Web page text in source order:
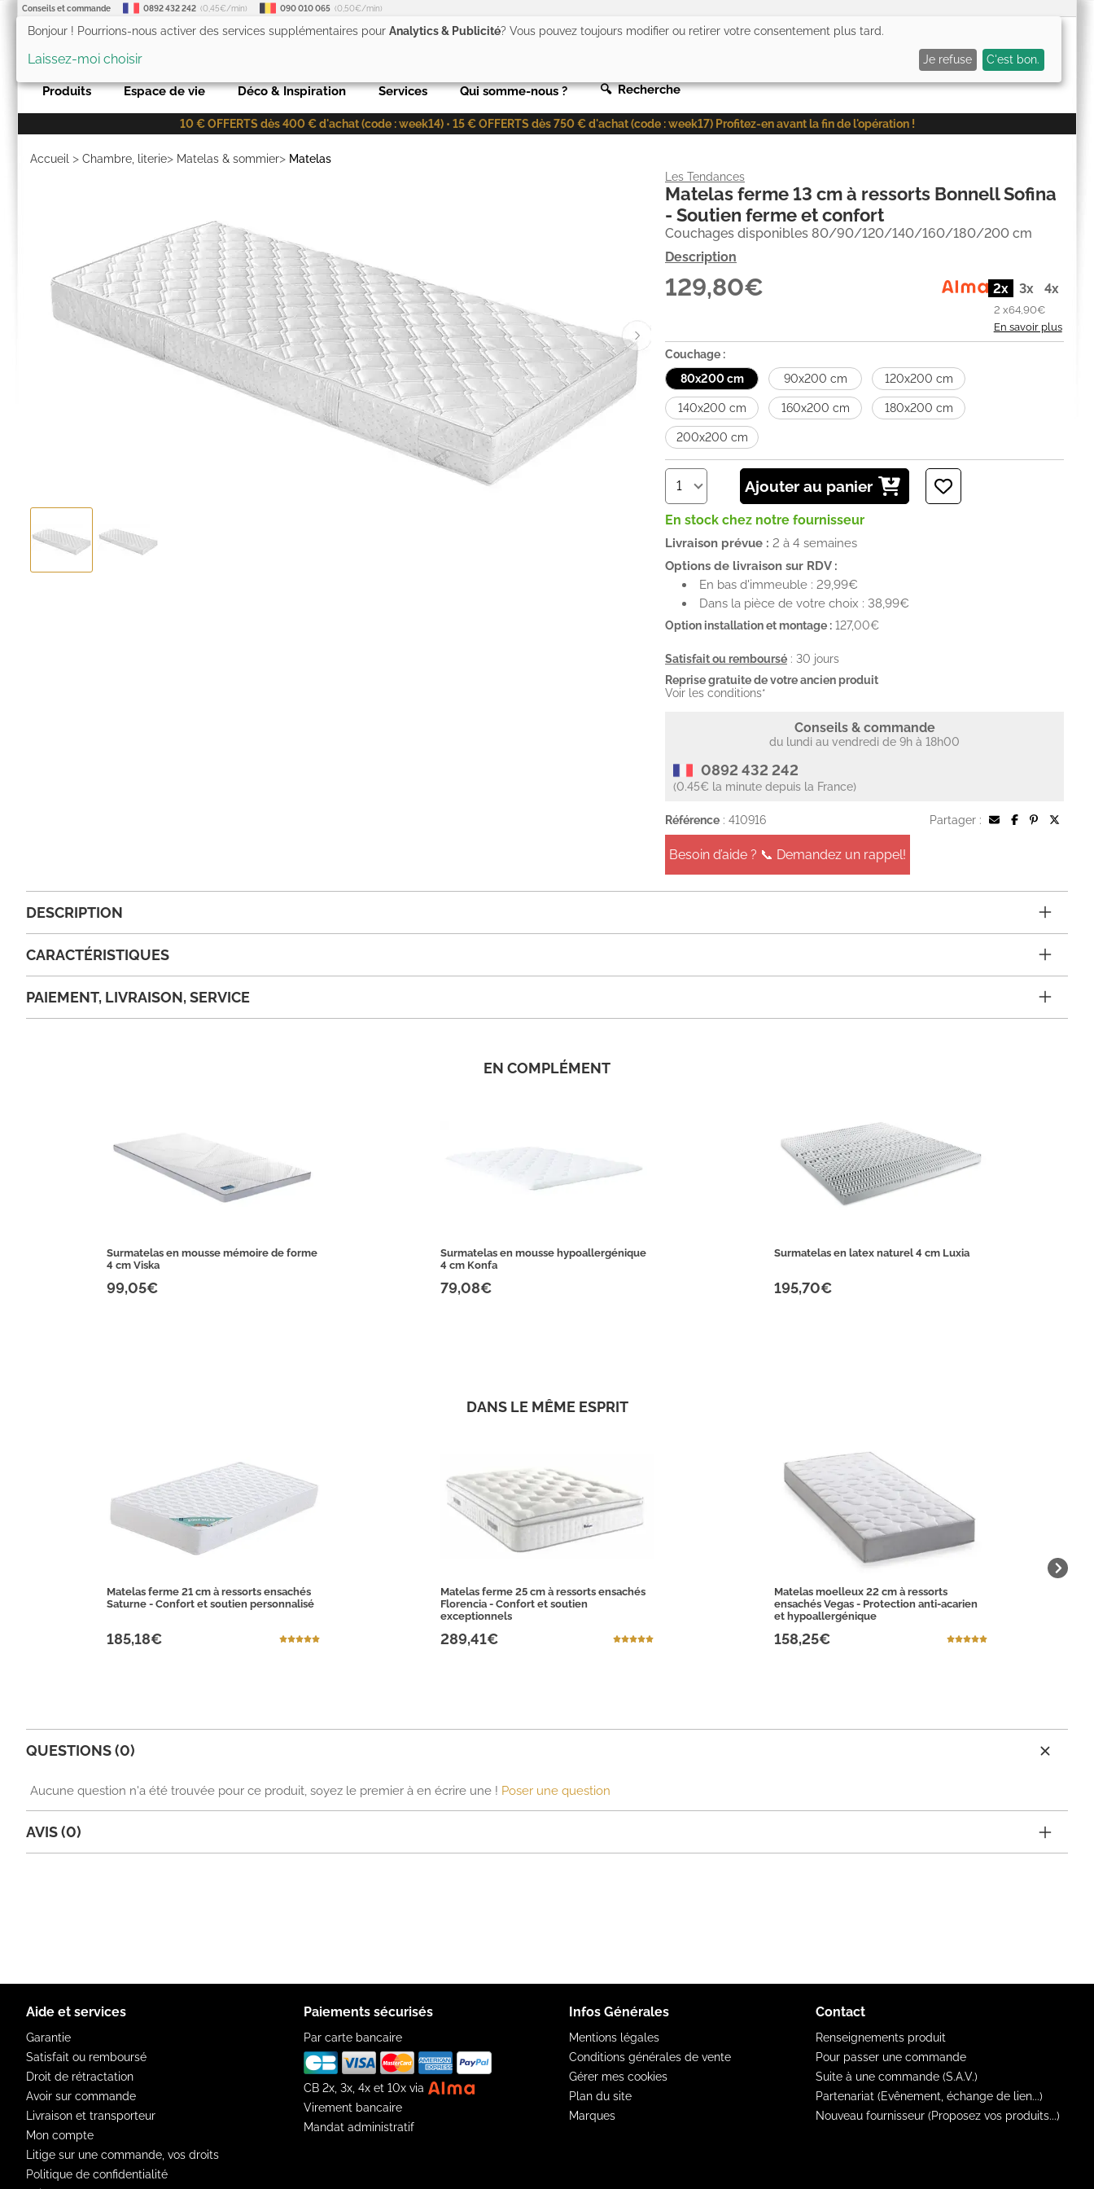
Conseils et commande 0892 432 242 (0,45€/min) 090 010 065 (0,50€/min)
0) Mon panier (0
Produits Espace de vie Déco & Inspiration Services Qui somme-nous ? 🔍 Recherche
10 € OFFERTS dès 400 € d'achat (code : week14) • 15 € OFFERTS dès 750 € d'achat (code : week17) Profitez-en avant la fin de l'opération !
Accueil > Chambre, literie> Matelas & sommier> Matelas
Les Tendances
Matelas ferme 13 cm à ressorts Bonnell Sofina
- Soutien ferme et confort
Couchages disponibles 80/90/120/140/160/180/200 cm
Description
129,80€ 2x 3x 4x
2 x64,90€
En savoir plus
Couchage :
80x200 cm
90x200 cm 120x200 cm
140x200 cm 160x200 cm 180x200 cm
200x200 cm
Ajouter au panier
En stock chez notre fournisseur
Livraison prévue : 2 à 4 semaines
Options de livraison sur RDV :
En bas d'immeuble : 29,99€
Dans la pièce de votre choix : 38,99€
Option installation et montage : 127,00€
Satisfait ou remboursé : 30 jours
Reprise gratuite de votre ancien produit
Voir les conditions*
Conseils & commande
du lundi au vendredi de 9h à 18h00
0892 432 242
(0.45€ la minute depuis la France)
Référence : 410916 Partager :
Besoin d’aide ? 📞 Demandez un rappel!
DESCRIPTION
CARACTÉRISTIQUES
PAIEMENT, LIVRAISON, SERVICE
EN COMPLÉMENT
Surmatelas en mousse mémoire de forme
4 cm Viska
99,05€
Surmatelas en mousse hypoallergénique
4 cm Konfa
79,08€
Surmatelas en latex naturel 4 cm Luxia
195,70€
DANS LE MÊME ESPRIT
Matelas ferme 21 cm à ressorts ensachés
Saturne - Confort et soutien personnalisé
185,18€
Matelas ferme 25 cm à ressorts ensachés
Florencia - Confort et soutien
exceptionnels
289,41€
Matelas moelleux 22 cm à ressorts
ensachés Vegas - Protection anti-acarien
et hypoallergénique
158,25€
QUESTIONS (0)
Aucune question n'a été trouvée pour ce produit, soyez le premier à en écrire une ! Poser une question
AVIS (0)
Aide et services
Garantie
Satisfait ou remboursé
Droit de rétractation
Avoir sur commande
Livraison et transporteur
Mon compte
Litige sur une commande, vos droits
Politique de confidentialité
Paiements sécurisés
Par carte bancaire
CB 2x, 3x, 4x et 10x via
Virement bancaire
Mandat administratif
Infos Générales
Mentions légales
Conditions générales de vente
Gérer mes cookies
Plan du site
Marques
Contact
Renseignements produit
Pour passer une commande
Suite à une commande (S.A.V.)
Partenariat (Evênement, échange de lien...)
Nouveau fournisseur (Proposez vos produits...)
Bonjour ! Pourrions-nous activer des services supplémentaires pour Analytics & Publicité? Vous pouvez toujours modifier ou retirer votre consentement plus tard.
Laissez-moi choisir Je refuse C'est bon.